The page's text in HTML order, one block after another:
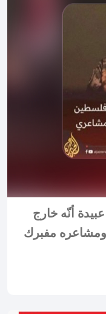
أنّه خارج
مفبرك